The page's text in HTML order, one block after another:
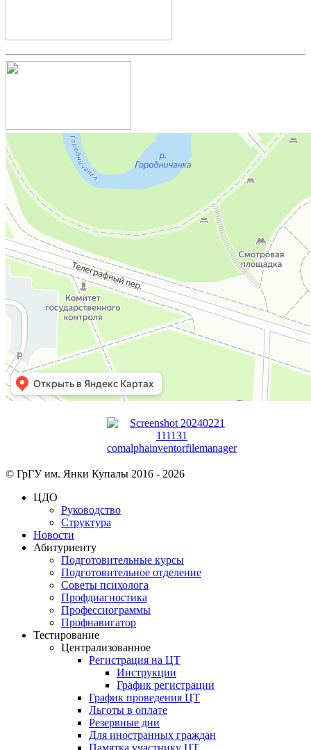
© ГрГУ им. Янки Купалы 2016 - 2026
ЦДО
Руководство
Структура
Новости
Абитуриенту
Подготовительные курсы
Подготовительное отделение
Советы психолога
Профдиагностика
Профессиограммы
Профнавигатор
Тестирование
Централизованное
Регистрация на ЦТ
Инструкции
График регистрации
График проведения ЦТ
Льготы в оплате
Резервные дни
Для иностранных граждан
Памятка участнику ЦТ